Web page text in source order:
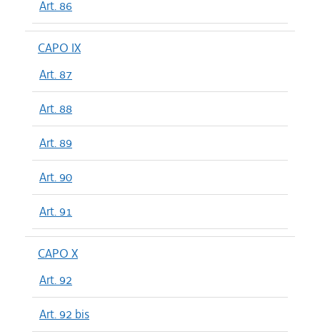
Art. 86
CAPO IX
Art. 87
Art. 88
Art. 89
Art. 90
Art. 91
CAPO X
Art. 92
Art. 92 bis